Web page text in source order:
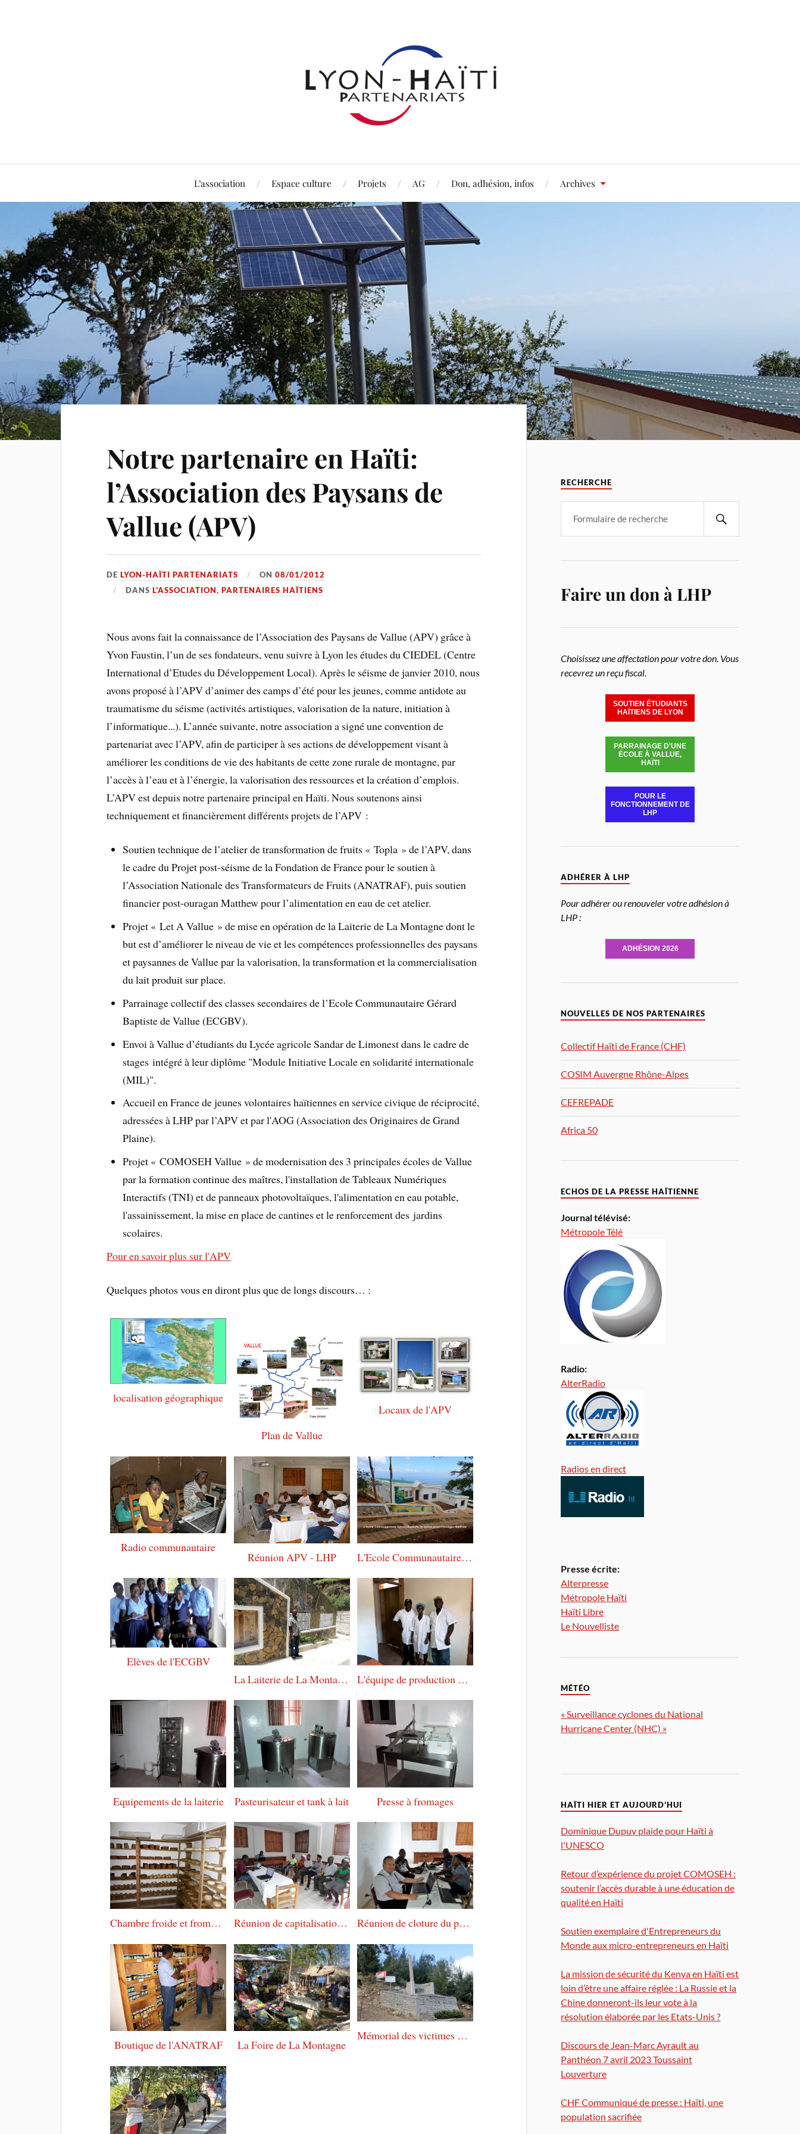
L’association Espace culture Projets AG Don, adhésion, infos Archives
Notre partenaire en Haïti:
l’Association des Paysans de
Vallue (APV)
DELYON-HAÏTI PARTENARIATS ON08/01/2012
DANSL'ASSOCIATION,PARTENAIRES HAÏTIENS
Nous avons fait la connaissance de l’Association des Paysans de Vallue (APV) grâce à
Yvon Faustin, l’un de ses fondateurs, venu suivre à Lyon les études du CIEDEL (Centre
International d’Etudes du Développement Local). Après le séisme de janvier 2010, nous
avons proposé à l’APV d’animer des camps d’été pour les jeunes, comme antidote au
traumatisme du séisme (activités artistiques, valorisation de la nature, initiation à
l’informatique...). L’année suivante, notre association a signé une convention de
partenariat avec l’APV, afin de participer à ses actions de développement visant à
améliorer les conditions de vie des habitants de cette zone rurale de montagne, par
l’accès à l’eau et à l’énergie, la valorisation des ressources et la création d’emplois.
L’APV est depuis notre partenaire principal en Haïti. Nous soutenons ainsi
techniquement et financièrement différents projets de l’APV :
Soutien technique de l’atelier de transformation de fruits « Topla » de l’APV, dans
le cadre du Projet post-séisme de la Fondation de France pour le soutien à
l’Association Nationale des Transformateurs de Fruits (ANATRAF), puis soutien
financier post-ouragan Matthew pour l’alimentation en eau de cet atelier.
Projet « Let A Vallue » de mise en opération de la Laiterie de La Montagne dont le
but est d’améliorer le niveau de vie et les compétences professionnelles des paysans
et paysannes de Vallue par la valorisation, la transformation et la commercialisation
du lait produit sur place.
Parrainage collectif des classes secondaires de l’Ecole Communautaire Gérard
Baptiste de Vallue (ECGBV).
Envoi à Vallue d’étudiants du Lycée agricole Sandar de Limonest dans le cadre de
stages intégré à leur diplôme "Module Initiative Locale en solidarité internationale
(MIL)".
Accueil en France de jeunes volontaires haïtiennes en service civique de réciprocité,
adressées à LHP par l’APV et par l'AOG (Association des Originaires de Grand
Plaine).
Projet « COMOSEH Vallue » de modernisation des 3 principales écoles de Vallue
par la formation continue des maîtres, l'installation de Tableaux Numériques
Interactifs (TNI) et de panneaux photovoltaïques, l'alimentation en eau potable,
l'assainissement, la mise en place de cantines et le renforcement des jardins
scolaires.
Pour en savoir plus sur l'APV
Quelques photos vous en diront plus que de longs discours… :
localisation géographique
Plan de Vallue
Locaux de l'APV
Radio communautaire
Réunion APV - LHP L'Ecole Communautaire Gérard Baptiste de Vallue (ECGBV)
Elèves de l'ECGBV
La Laiterie de La Montagne et son Directeur
L'équipe de production de la Laiterie de La Montagne
Equipements de la laiterie Pasteurisateur et tank à lait Presse à fromages
Chambre froide et fromages Réunion de capitalisation avec les éleveurs Réunion de cloture du projet Let A Vallue
Boutique de l'ANATRAF La Foire de La Montagne
Mémorial des victimes du séisme de janvier 2010
RECHERCHE
Faire un don à LHP
Choisissez une affectation pour votre don. Vous
recevrez un reçu fiscal.
SOUTIEN ÉTUDIANTS
HAÏTIENS DE LYON
PARRAINAGE D'UNE
ÉCOLE À VALLUE,
HAÏTI
POUR LE
FONCTIONNEMENT DE
LHP
ADHÉRER À LHP
Pour adhérer ou renouveler votre adhésion à
LHP :
ADHÉSION 2026
NOUVELLES DE NOS PARTENAIRES
Collectif Haïti de France (CHF)
COSIM Auvergne Rhône-Alpes
CEFREPADE
Africa 50
ECHOS DE LA PRESSE HAÏTIENNE
Journal télévisé:
Métropole Télé
Radio:
AlterRadio
Radios en direct
Presse écrite:
Alterpresse
Métropole Haïti
Haïti Libre
Le Nouvelliste
MÉTÉO
« Surveillance cyclones du National
Hurricane Center (NHC) »
HAÏTI HIER ET AUJOURD’HUI
Dominique Dupuy plaide pour Haïti à
l'UNESCO
Retour d’expérience du projet COMOSEH :
soutenir l’accès durable à une éducation de
qualité en Haïti
Soutien exemplaire d'Entrepreneurs du
Monde aux micro-entrepreneurs en Haïti
La mission de sécurité du Kenya en Haïti est
loin d’être une affaire réglée : La Russie et la
Chine donneront-ils leur vote à la
résolution élaborée par les Etats-Unis ?
Discours de Jean-Marc Ayrault au
Panthéon 7 avril 2023 Toussaint
Louverture
CHF Communiqué de presse : Haïti, une
population sacrifiée